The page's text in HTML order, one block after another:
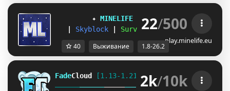
✦ MINELIFE [1.8 - 26.2]
Skyblock Survival | Prison
22/500
play.minelife.eu
40 Выживание 1.8-26.2
FadeCloud [1.13-1.21] PRISON GENS
2k/10k